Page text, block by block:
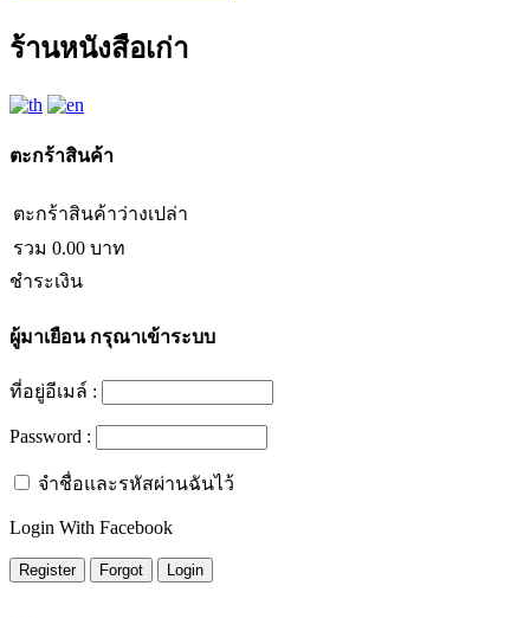
ร้านหนังสือเก่า
ตะกร้าสินค้า
ตะกร้าสินค้าว่างเปล่า
รวม 0.00 บาท
ชำระเงิน
ผู้มาเยือนกรุณาเข้าระบบ
ที่อยู่อีเมล์ :
Password :
จำชื่อและรหัสผ่านฉันไว้
Login With Facebook